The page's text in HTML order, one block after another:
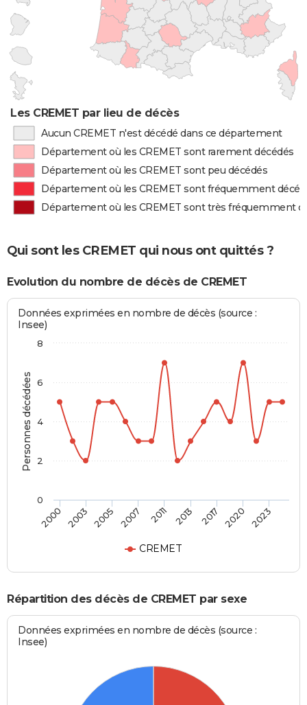
Les CREMET par lieu de décès
Aucun CREMET n'est décédé dans ce département
Département où les CREMET sont rarement décédés
Département où les CREMET sont peu décédés
Département où les CREMET sont fréquemment
Département où les CREMET sont très fréquemment
Qui sont les CREMET qui nous ont quittés ?
Evolution du nombre de décès de CREMET
Personnes décédées
Données exprimées en nombre de décès (source :
Insee)
CREMET
2000 2003 2005 2007 2011 2013 2017 2020 2023
0
2
4
6
8
Répartition des décès de CREMET par sexe
Données exprimées en nombre de décès (source :
Insee)